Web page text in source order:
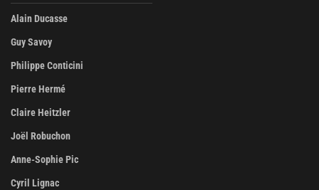
Alain Ducasse
Guy Savoy
Philippe Conticini
Pierre Hermé
Claire Heitzler
Joël Robuchon
Anne-Sophie Pic
Cyril Lignac